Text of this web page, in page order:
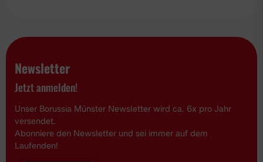
Newsletter
Jetzt anmelden!
Unser Borussia Münster Newsletter wird ca. 6x pro Jahr
versendet.
Abonniere den Newsletter und sei immer auf dem
Laufenden!